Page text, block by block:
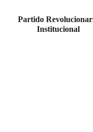
Partido
Institucional